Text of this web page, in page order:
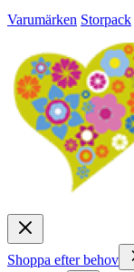
Varumärken Storpack
Shoppa efter behov